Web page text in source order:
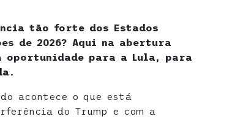
tão forte dos Estados
de 2026? Aqui na abertura
oportunidade para a Lula, para
acontece o que está
do Trump e com a